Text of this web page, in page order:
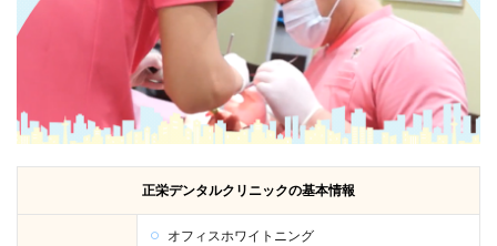
正栄デンタルクリニックの基本情報
オフィスホワイトニング